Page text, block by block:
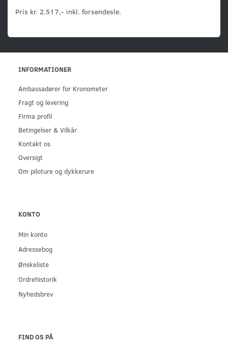
Pris kr. 2.517,- inkl. forsendesle.
INFORMATIONER
Ambassadører for Kronometer
Fragt og levering
Firma profil
Betingelser & Vilkår
Kontakt os
Oversigt
Om piloture og dykkerure
KONTO
Min konto
Adressebog
Ønskeliste
Ordrehistorik
Nyhedsbrev
FIND OS PÅ